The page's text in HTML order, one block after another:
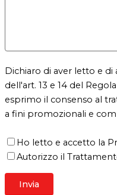
Dichiaro di aver letto e di
dell'art. 13 e 14 del
esprimo il consenso al
a fini promozionali e
Ho letto e accetto la
Autorizzo il